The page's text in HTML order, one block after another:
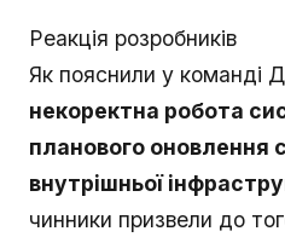
Реакція розробників
Як пояснили у команді
некоректна робота
планового оновлення
внутрішньої
чинники призвели до